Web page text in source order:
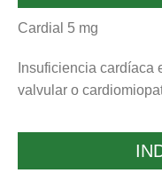
Cardial 5 mg
Insuficiencia cardíaca
valvular o